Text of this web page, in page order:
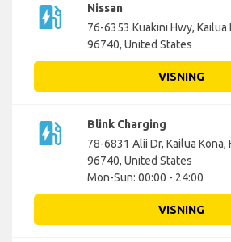
ev_station
Nissan
76-6353 Kuakini Hwy, Kailua
96740, United States
VISNING
ev_station
Blink Charging
78-6831 Alii Dr, Kailua Kona,
96740, United States
Mon-Sun: 00:00 - 24:00
VISNING